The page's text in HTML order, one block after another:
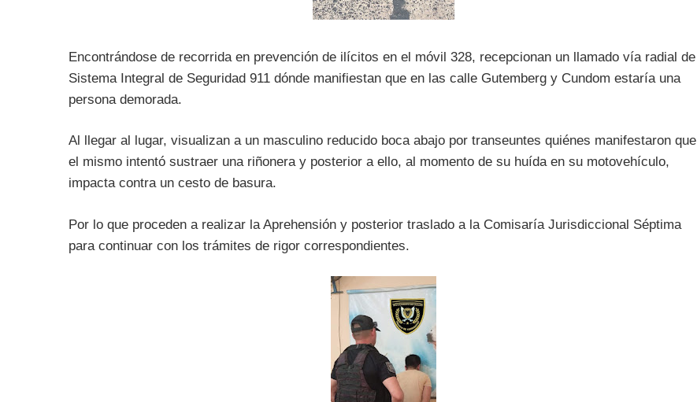
Encontrándose de recorrida en prevención de ilícitos en el móvil 328, recepcionan un llamado vía radial de
Sistema Integral de Seguridad 911 dónde manifiestan que en las calle Gutemberg y Cundom estaría una
persona demorada.
Al llegar al lugar, visualizan a un masculino reducido boca abajo por transeuntes quiénes manifestaron que
el mismo intentó sustraer una riñonera y posterior a ello, al momento de su huída en su motovehículo,
impacta contra un cesto de basura.
Por lo que proceden a realizar la Aprehensión y posterior traslado a la Comisaría Jurisdiccional Séptima
para continuar con los trámites de rigor correspondientes.